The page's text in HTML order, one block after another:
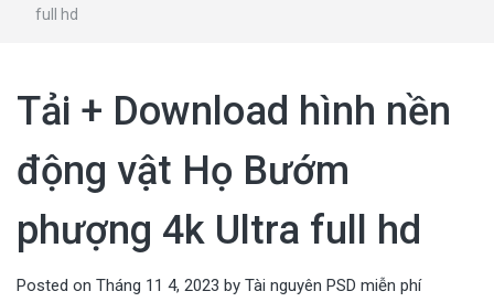
full hd
Tải + Download hình nền
động vật Họ Bướm
phượng 4k Ultra full hd
Posted on Tháng 11 4, 2023 by Tài nguyên PSD miễn phí